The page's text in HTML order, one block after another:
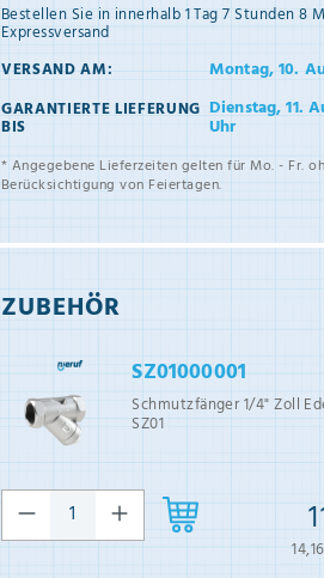
Bestellen Sie in innerhalb1 Tag 7 Stunden 8
Expressversand
VERSAND AM:
Montag, 10.
GARANTIERTE LIEFERUNG
BIS
Dienstag, 11.
Uhr
* Angegebene Lieferzeiten gelten für Mo. - Fr.
Berücksichtigung von Feiertagen.
ZUBEHÖR
SZ01000001
Schmutzfänger 1/4" Zoll
SZ01